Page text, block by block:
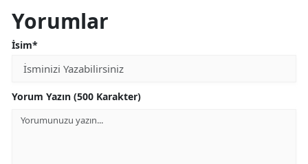
Yorumlar
İsim*
Yorum Yazın (500 Karakter)